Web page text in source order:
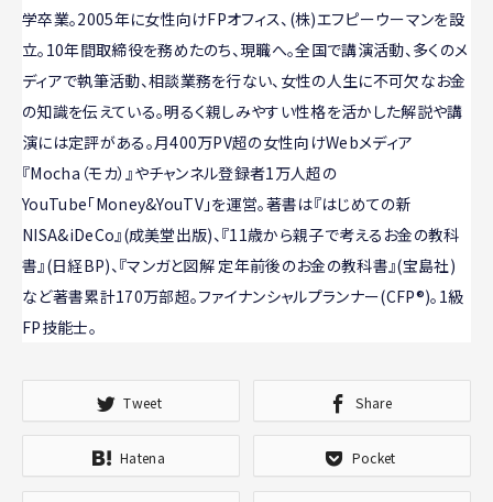
学卒業。2005年に女性向けFPオフィス、(株)エフピーウーマンを設
立。10年間取締役を務めたのち、現職へ。全国で講演活動、多くのメ
ディアで執筆活動、相談業務を行ない、女性の人生に不可欠なお金
の知識を伝えている。明るく親しみやすい性格を活かした解説や講
演には定評がある。月400万PV超の女性向けWebメディア
『Mocha（モカ）』やチャンネル登録者1万人超の
YouTube「Money&YouTV」を運営。著書は『はじめての新
NISA&iDeCo』(成美堂出版)、『11歳から親子で考えるお金の教科
書』(日経BP)、『マンガと図解 定年前後のお金の教科書』(宝島社)
など著書累計170万部超。ファイナンシャルプランナー(CFP®)。1級
FP技能士。
Tweet Share
Hatena Pocket